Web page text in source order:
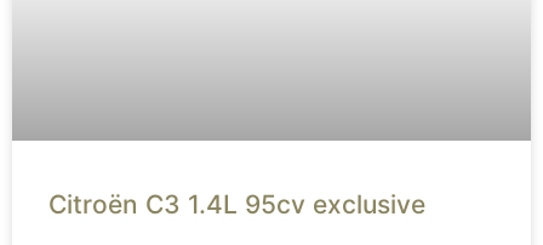
Citroën C3 1.4L 95cv exclusive